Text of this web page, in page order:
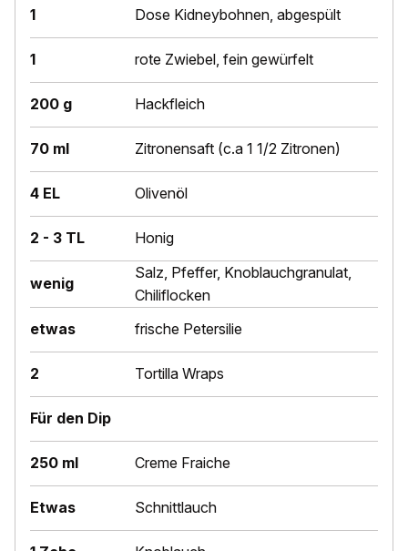
1 Dose Kidneybohnen, abgespült
1 rote Zwiebel, fein gewürfelt
200 g Hackfleich
70 ml Zitronensaft (c.a 1 1/2 Zitronen)
4 EL Olivenöl
2 - 3 TL Honig
wenig
Salz, Pfeffer, Knoblauchgranulat,
Chiliflocken
etwas
frische Petersilie
2 Tortilla Wraps
Für den Dip
250 ml Creme Fraiche
Etwas Schnittlauch